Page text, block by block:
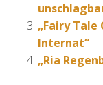
„Fairy Tale
Internat“
„Ria